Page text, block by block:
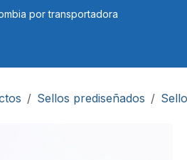
por transportadora
Sellos prediseñados